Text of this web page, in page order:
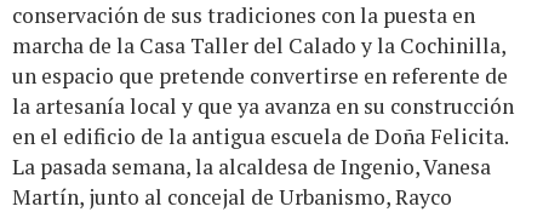
conservación de sus tradiciones con la puesta en
marcha de la Casa Taller del Calado y la Cochinilla,
un espacio que pretende convertirse en referente de
la artesanía local y que ya avanza en su construcción
en el edificio de la antigua escuela de Doña Felicita.
La pasada semana, la alcaldesa de Ingenio, Vanesa
Martín, junto al concejal de Urbanismo, Rayco